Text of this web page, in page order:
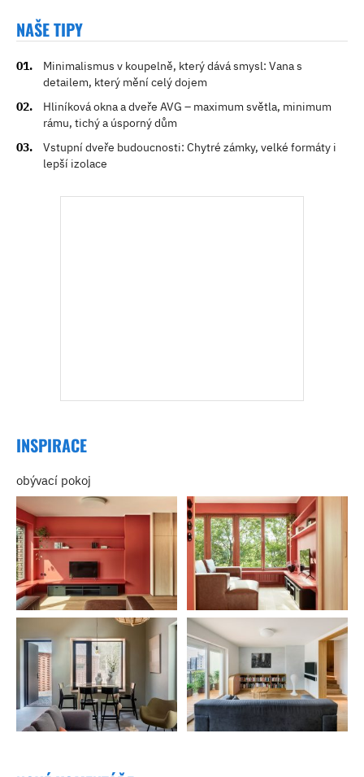
NAŠE TIPY
Minimalismus v koupelně, který dává smysl: Vana s
detailem, který mění celý dojem
Hliníková okna a dveře AVG – maximum světla, minimum
rámu, tichý a úsporný dům
Vstupní dveře budoucnosti: Chytré zámky, velké formáty i
lepší izolace
INSPIRACE
obývací pokoj